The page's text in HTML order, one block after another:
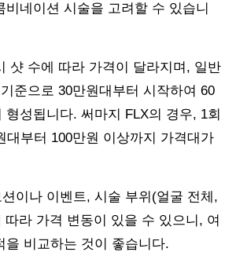
비네이션 시술을 고려할 수 있습니
샷 수에 따라 가격이 달라지며, 일반
준으로 30만원대부터 시작하여 60
형성됩니다. 써마지 FLX의 경우, 1회
대부터 100만원 이상까지 가격대가
이나 이벤트, 시술 부위(얼굴 전체,
따라 가격 변동이 있을 수 있으니, 여
을 비교하는 것이 좋습니다.